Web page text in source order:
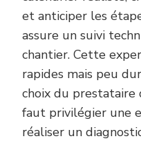
et anticiper les
assure un suivi
chantier. Cette
rapides mais peu
choix du
faut privilégier une
réaliser un